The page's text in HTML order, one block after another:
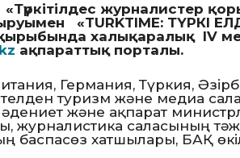
журналистер
«TURKTIME: ТҮРКІ
халықаралық IV
ақпараттық порталы.
Германия, Түркия,
туризм және медиа
және ақпарат
журналистика саласының
баспасөз хатшылары, БАҚ